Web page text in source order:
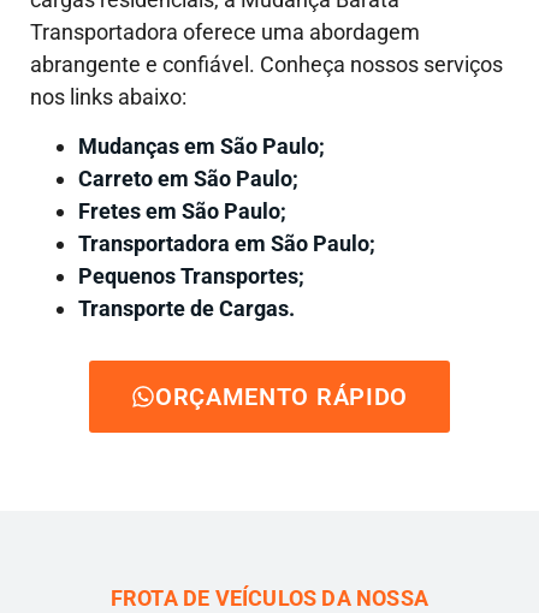
Transportadora oferece uma abordagem
abrangente e confiável. Conheça nossos serviços
nos links abaixo:
Mudanças em São Paulo;
Carreto em São Paulo;
Fretes em São Paulo;
Transportadora em São Paulo;
Pequenos Transportes;
Transporte de Cargas.
ORÇAMENTO RÁPIDO
FROTA DE VEÍCULOS DA NOSSA